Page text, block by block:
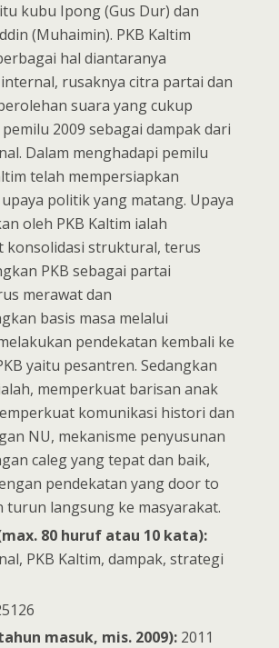
kubu Ipong (Gus Dur) dan
(Muhaimin). PKB Kaltim
hal diantaranya
rusaknya citra partai dan
suara yang cukup
2009 sebagai dampak dari
Dalam menghadapi pemilu
telah mempersiapkan
politik yang matang. Upaya
oleh PKB Kaltim ialah
konsolidasi struktural, terus
PKB sebagai partai
merawat dan
basis masa melalui
pendekatan kembali ke
yaitu pesantren. Sedangkan
memperkuat barisan anak
komunikasi histori dan
NU, mekanisme penyusunan
caleg yang tepat dan baik,
pendekatan yang door to
turun langsung ke masyarakat.
80 huruf atau 10 kata):
PKB Kaltim, dampak, strategi
masuk, mis. 2009): 2011